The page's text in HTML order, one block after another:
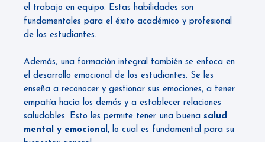
el trabajo en equipo. Estas habilidades son
fundamentales para el éxito académico y profesional
de los estudiantes.
Además, una formación integral también se enfoca en
el desarrollo emocional de los estudiantes. Se les
enseña a reconocer y gestionar sus emociones, a tener
empatía hacia los demás y a establecer relaciones
saludables. Esto les permite tener una buena salud
mental y emocional, lo cual es fundamental para su